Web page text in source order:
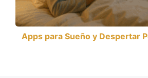
Apps para Sueño y Despertar